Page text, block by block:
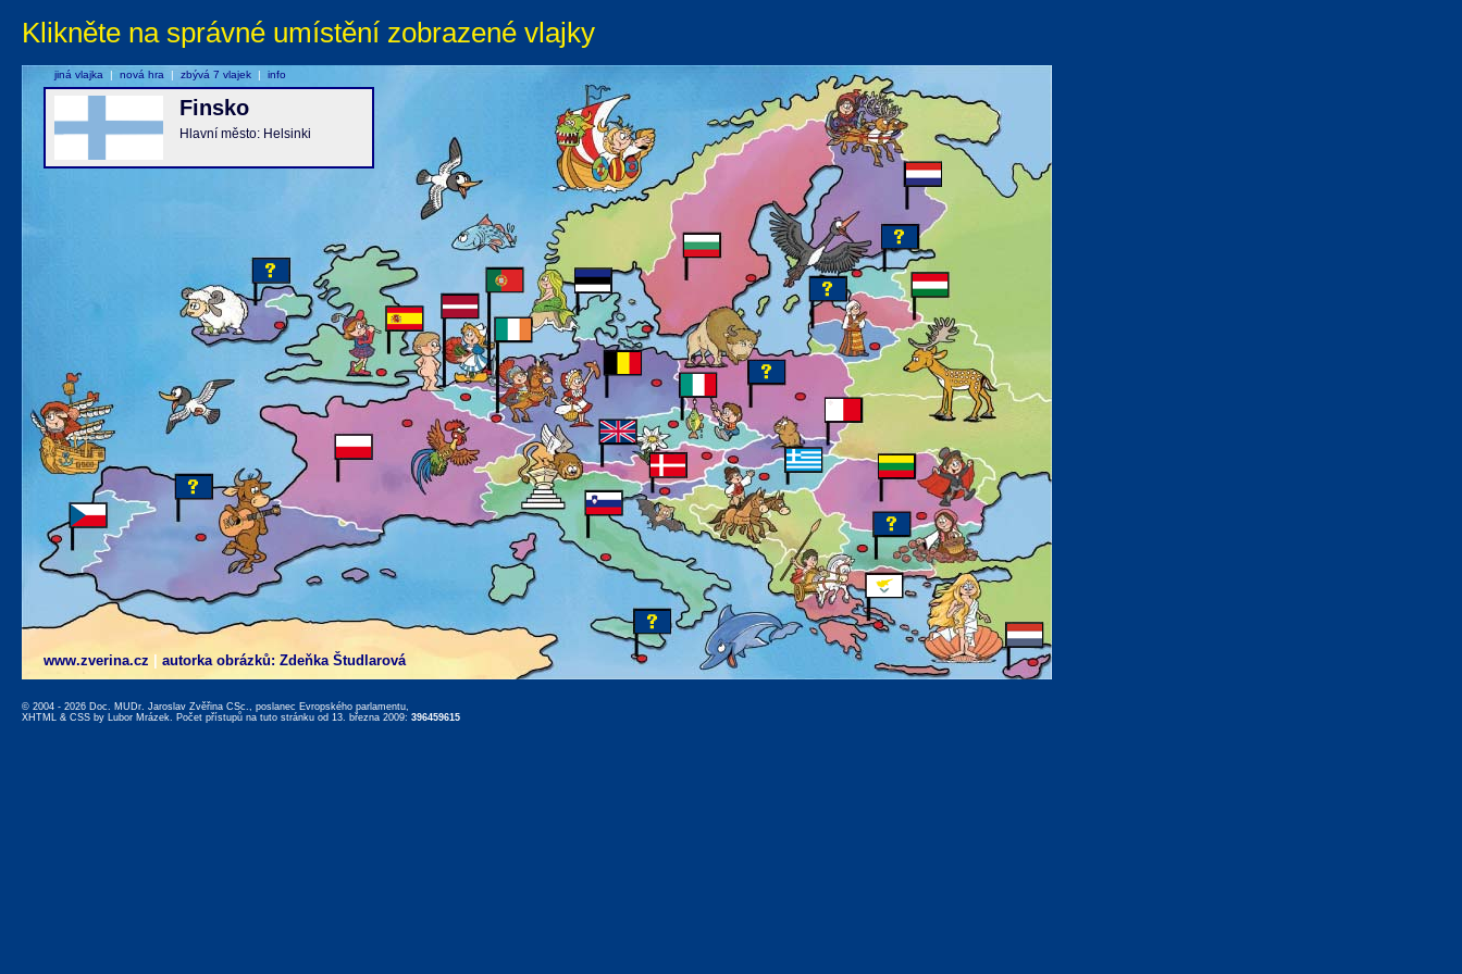
Klikněte na správné umístění zobrazené vlajky
www.zverina.cz autorka obrázků: Zdeňka Študlarová
Finsko
Hlavní město: Helsinki
jiná vlajka | nová hra | zbývá 7 vlajek | info
© 2004 - 2026 Doc. MUDr. Jaroslav Zvěřina CSc., poslanec Evropského parlamentu,
XHTML & CSS by Lubor Mrázek. Počet přístupů na tuto stránku od 13. března 2009: 396459615